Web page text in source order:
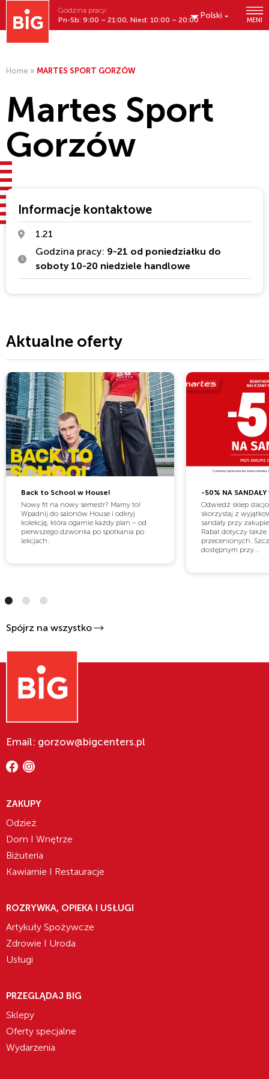
Polski
MENI
Godzina pracy:
Pn-Sb: 9:00 – 21:00, Nied: 10:00 – 20:00
Home » MARTES SPORT GORZÓW
Martes Sport
Gorzów
Informacje kontaktowe
1.21
Godzina pracy: 9-21 od poniedziałku do
soboty 10-20 niedziele handlowe
Aktualne oferty
Back to School w House!
Nowy fit na nowy semestr? Mamy to!
Wpadnij do salonów House i odkryj
kolekcję, która ogarnie każdy plan – od
pierwszego dzwonka po spotkania po
lekcjach.
-50% NA
Odwiedź sklep
skorzystaj z
sandały przy
Rabat dotyczy
przecenionych.
dostępnym przy...
Spójrz na wszystko
Email: gorzow@bigcenters.pl
ZAKUPY
Odzież
Dom I Wnętrze
Biżuteria
Kawiarnie I Restauracje
ROZRYWKA, OPIEKA I USŁUGI
Artykuły Spożywcze
Zdrowie I Uroda
Usługi
PRZEGLĄDAJ BIG
Sklepy
Oferty specjalne
Wydarzenia